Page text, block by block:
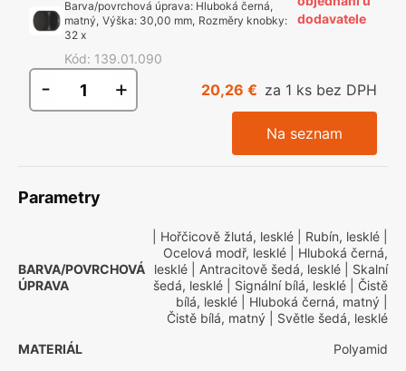
Barva/povrchová úprava: Hluboká černá,
matný, Výška: 30,00 mm, Rozměry knobky:
32 x
Kód: 139.01.090
dodavatele
- + 20,26 € za 1 ks bez DPH
Na seznam
Parametry
BARVA/POVRCHOVÁ
ÚPRAVA
| Hořčicově žlutá, lesklé | Rubín, lesklé
Ocelová modř, lesklé | Hluboká černá,
lesklé | Antracitově šedá, lesklé | Skalní
šedá, lesklé | Signální bílá, lesklé | Čistě
bílá, lesklé | Hluboká černá, matný
Čistě bílá, matný | Světle šedá, lesklé
MATERIÁL
Polyamid